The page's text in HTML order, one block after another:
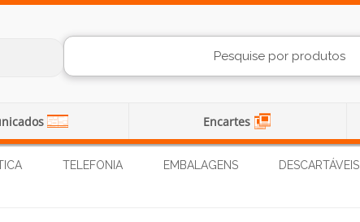
Encartes
TELEFONIA EMBALAGENS DESCARTÁVEIS